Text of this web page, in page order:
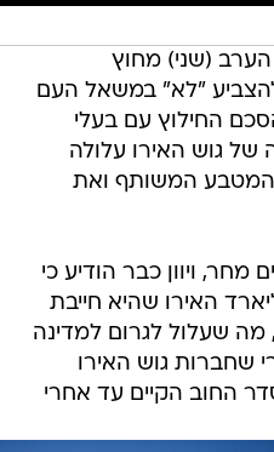
הערב (שני) מחוץ
"לא" במשאל העם
החילוץ עם בעלי
של גוש האירו עלולה
המטבע המשותף ואת
ויוון כבר הודיע כי
לשלם את 1.6 מיליארד האירו שהיא חייבת
שעלול לגרום למדינה
שחברות גוש האירו
החוב הקיים עד אחרי